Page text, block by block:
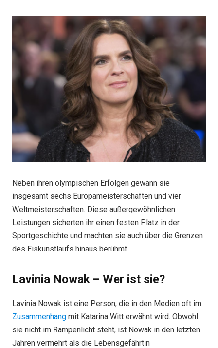
Neben ihren olympischen Erfolgen gewann sie
insgesamt sechs Europameisterschaften und vier
Weltmeisterschaften. Diese außergewöhnlichen
Leistungen sicherten ihr einen festen Platz in der
Sportgeschichte und machten sie auch über die Grenzen
des Eiskunstlaufs hinaus berühmt.
Lavinia Nowak – Wer ist sie?
Lavinia Nowak ist eine Person, die in den Medien oft im
Zusammenhang mit Katarina Witt erwähnt wird. Obwohl
sie nicht im Rampenlicht steht, ist Nowak in den letzten
Jahren vermehrt als die Lebensgefährtin